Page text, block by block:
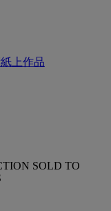
上作品
SOLD TO